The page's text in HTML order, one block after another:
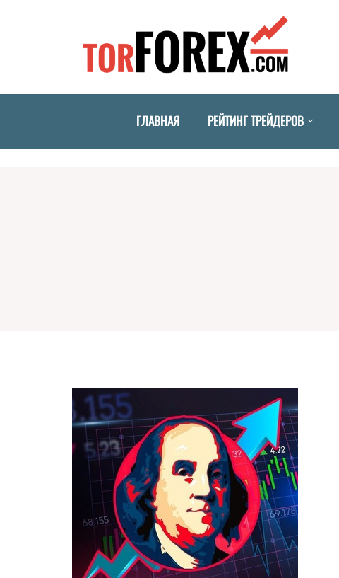
ГЛАВНАЯ РЕЙТИНГ ТРЕЙДЕРОВ